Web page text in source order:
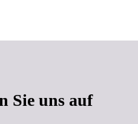
Sie uns auf